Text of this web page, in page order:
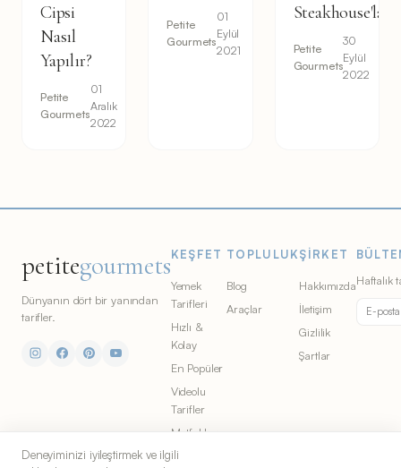
Cipsi
Nasıl
Yapılır?
Petite
Gourmets
01
Aralık
2022
Petite
Gourmets
01
Eylül
2021
Steakhouse'lar
Petite
Gourmets
30
Eylül
2022
petitegourmets
Dünyanın dört bir yanından
tarifler.
KEŞFET
Yemek
Tarifleri
Hızlı &
Kolay
En Popüler
Videolu
Tarifler
Mutfaklar
Malzemeler
TOPLULUK
Blog
Araçlar
ŞIRKET
Hakkımızda
İletişim
Gizlilik
Şartlar
Haftalık
Deneyiminizi iyileştirmek ve ilgili